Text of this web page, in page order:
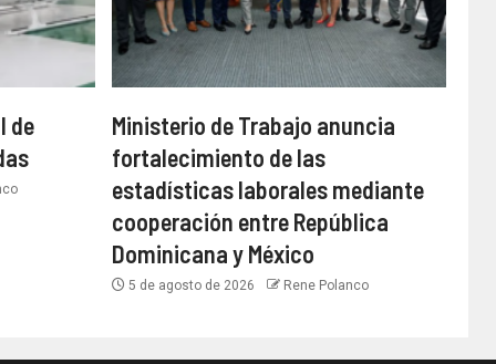
de
Ministerio de Trabajo anuncia
fortalecimiento de las
estadísticas laborales mediante
cooperación entre República
Dominicana y México
5 de agosto de 2026 Rene Polanco